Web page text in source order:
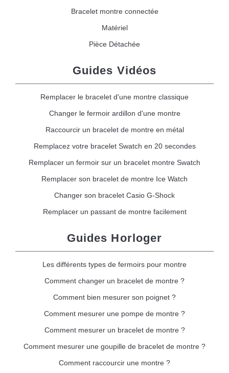
Bracelet montre connectée
Matériel
Pièce Détachée
Guides Vidéos
Remplacer le bracelet d'une montre classique
Changer le fermoir ardillon d'une montre
Raccourcir un bracelet de montre en métal
Remplacez votre bracelet Swatch en 20 secondes
Remplacer un fermoir sur un bracelet montre Swatch
Remplacer son bracelet de montre Ice Watch
Changer son bracelet Casio G-Shock
Remplacer un passant de montre facilement
Guides Horloger
Les différents types de fermoirs pour montre
Comment changer un bracelet de montre ?
Comment bien mesurer son poignet ?
Comment mesurer une pompe de montre ?
Comment mesurer un bracelet de montre ?
Comment mesurer une goupille de bracelet de montre ?
Comment raccourcir une montre ?